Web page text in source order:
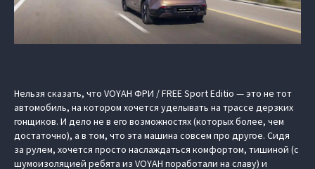
Нельзя сказать, что VOYAH ФРИ / FREE Sport Editio — это не тот
автомобиль, на котором хочется уделывать на трассе дерзких
гонщиков. И дело не в его возможностях (которых более, чем
достаточно), а в том, что эта машина совсем про другое. Сидя
за рулем, хочется просто наслаждаться комфортом, тишиной (с
шумоизоляцией ребята из VOYAH поработали на славу) и